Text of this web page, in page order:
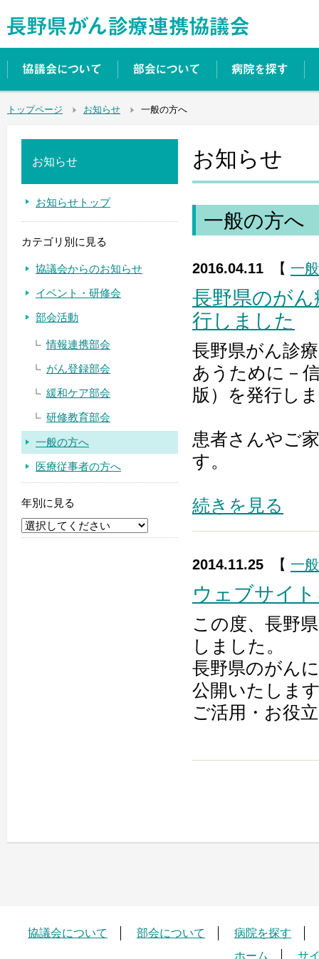
トップページ お知らせ 一般の方へ
お知らせ
一般の方へ
2016.04.11 【 一
長野県のが
行しました
長野県がん診
あうために－
版）を発行し
患者さんやご
す。
続きを見る
2014.11.25 【 一
ウェブサイ
この度、長野
しました。
長野県のがん
公開いたしま
ご活用・お役
お知らせ
お知らせトップ
カテゴリ別に見る
協議会からのお知らせ
イベント・研修会
部会活動
情報連携部会
がん登録部会
緩和ケア部会
研修教育部会
一般の方へ
医療従事者の方へ
年別に見る
協議会について 部会について
病院を探す
ホーム
サ